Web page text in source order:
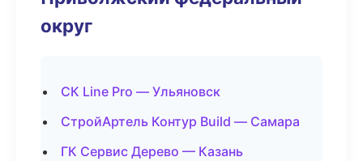
округ
СК Line Pro — Ульяновск
СтройАртель Контур Build — Самара
ГК Сервис Дерево — Казань